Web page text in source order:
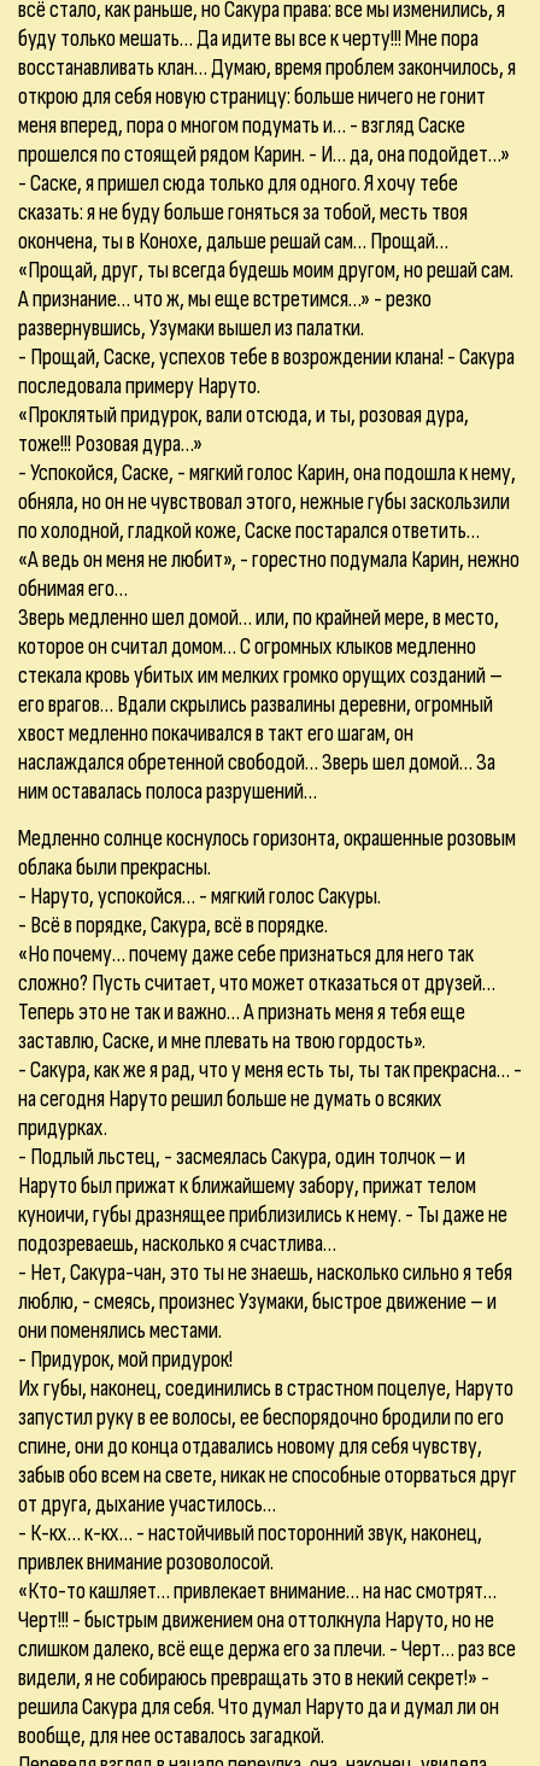
всё стало, как раньше, но Сакура права: все мы изменились, я
буду только мешать… Да идите вы все к черту!!! Мне пора
восстанавливать клан… Думаю, время проблем закончилось, я
открою для себя новую страницу: больше ничего не гонит
меня вперед, пора о многом подумать и… - взгляд Саске
прошелся по стоящей рядом Карин. - И… да, она подойдет…»
- Саске, я пришел сюда только для одного. Я хочу тебе
сказать: я не буду больше гоняться за тобой, месть твоя
окончена, ты в Конохе, дальше решай сам… Прощай…
«Прощай, друг, ты всегда будешь моим другом, но решай сам.
А признание… что ж, мы еще встретимся…» - резко
развернувшись, Узумаки вышел из палатки.
- Прощай, Саске, успехов тебе в возрождении клана! - Сакура
последовала примеру Наруто.
«Проклятый придурок, вали отсюда, и ты, розовая дура,
тоже!!! Розовая дура…»
- Успокойся, Саске, - мягкий голос Карин, она подошла к нему,
обняла, но он не чувствовал этого, нежные губы заскользили
по холодной, гладкой коже, Саске постарался ответить…
«А ведь он меня не любит», - горестно подумала Карин, нежно
обнимая его…
Зверь медленно шел домой… или, по крайней мере, в место,
которое он считал домом… С огромных клыков медленно
стекала кровь убитых им мелких громко орущих созданий –
его врагов… Вдали скрылись развалины деревни, огромный
хвост медленно покачивался в такт его шагам, он
наслаждался обретенной свободой… Зверь шел домой… За
ним оставалась полоса разрушений…
Медленно солнце коснулось горизонта, окрашенные розовым
облака были прекрасны.
- Наруто, успокойся… - мягкий голос Сакуры.
- Всё в порядке, Сакура, всё в порядке.
«Но почему… почему даже себе признаться для него так
сложно? Пусть считает, что может отказаться от друзей…
Теперь это не так и важно… А признать меня я тебя еще
заставлю, Саске, и мне плевать на твою гордость».
- Сакура, как же я рад, что у меня есть ты, ты так прекрасна… -
на сегодня Наруто решил больше не думать о всяких
придурках.
- Подлый льстец, - засмеялась Сакура, один толчок – и
Наруто был прижат к ближайшему забору, прижат телом
куноичи, губы дразнящее приблизились к нему. - Ты даже не
подозреваешь, насколько я счастлива…
- Нет, Сакура-чан, это ты не знаешь, насколько сильно я тебя
люблю, - смеясь, произнес Узумаки, быстрое движение – и
они поменялись местами.
- Придурок, мой придурок!
Их губы, наконец, соединились в страстном поцелуе, Наруто
запустил руку в ее волосы, ее беспорядочно бродили по его
спине, они до конца отдавались новому для себя чувству,
забыв обо всем на свете, никак не способные оторваться друг
от друга, дыхание участилось…
- К-кх… к-кх… - настойчивый посторонний звук, наконец,
привлек внимание розоволосой.
«Кто-то кашляет… привлекает внимание… на нас смотрят…
Черт!!! - быстрым движением она оттолкнула Наруто, но не
слишком далеко, всё еще держа его за плечи. - Черт… раз все
видели, я не собираюсь превращать это в некий секрет!» -
решила Сакура для себя. Что думал Наруто да и думал ли он
вообще, для нее оставалось загадкой.